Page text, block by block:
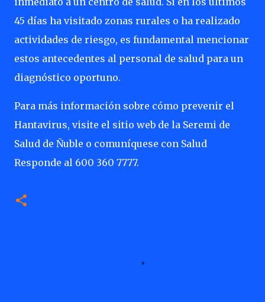
45 días ha visitado zonas rurales o ha realizado
actividades de riesgo, es fundamental mencionar
estos antecedentes al personal de salud para un
diagnóstico oportuno.
Para más información sobre cómo prevenir el
Hantavirus, visite el sitio web de la Seremi de
Salud de Ñuble o comuníquese con Salud
Responde al 600 360 7777.